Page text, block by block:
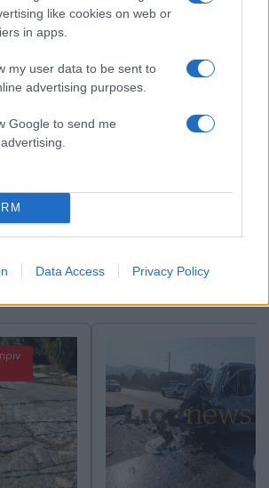
like cookies on web or
in apps.
my user data to be sent to
advertising purposes.
Google to send me
Data Access Privacy Policy
ΔΙΑΦΗΜΙΣΗ